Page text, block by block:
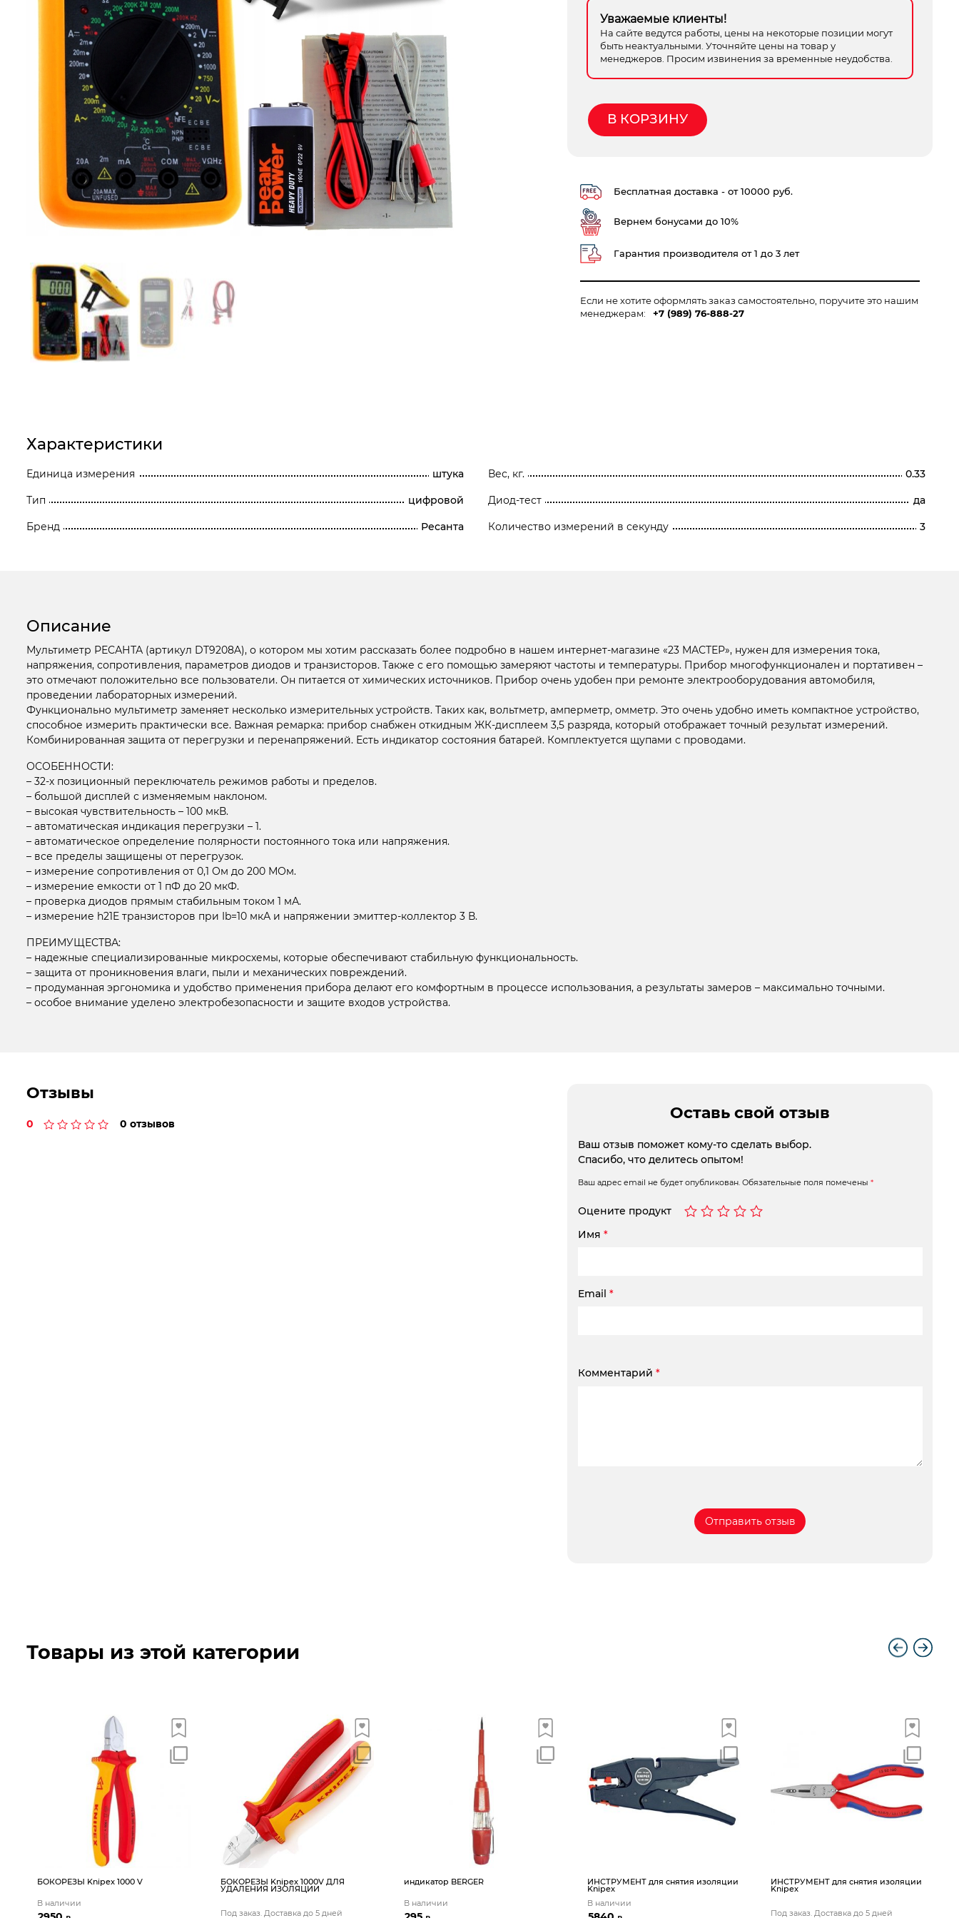
Компрессорное оборудование
Новогодние товары
Отопление и климат
Подарочные сертификаты
Расходные материалы и оснастка
Сад-огород
Садовая техника
Спецодежда
Станки
Строительное оборудование
Уважаемые клиенты!
На сайте ведутся работы, цены на некоторые позиции могут
быть неактуальными. Уточняйте цены на товар у
менеджеров. Просим извинения за временные неудобства.
В КОРЗИНУ
Бесплатная доставка - от 10000 руб.
Вернем бонусами до 10%
Гарантия производителя от 1 до 3 лет
Если не хотите оформлять заказ самостоятельно, поручите это нашим
менеджерам:
+7 (989) 76-888-27
Характеристики
Единица измерения штука
Тип цифровой
Бренд Ресанта
Вес, кг. 0.33
Диод-тест да
Количество измерений в секунду 3
Описание
Мультиметр РЕСАНТА (артикул DT9208A), о котором мы хотим рассказать более подробно в нашем интернет-магазине «23 МАСТЕР», нужен для измерения тока,
напряжения, сопротивления, параметров диодов и транзисторов. Также с его помощью замеряют частоты и температуры. Прибор многофункционален и портативен –
это отмечают положительно все пользователи. Он питается от химических источников. Прибор очень удобен при ремонте электрооборудования автомобиля,
проведении лабораторных измерений.
Функционально мультиметр заменяет несколько измерительных устройств. Таких как, вольтметр, амперметр, омметр. Это очень удобно иметь компактное устройство,
способное измерить практически все. Важная ремарка: прибор снабжен откидным ЖК-дисплеем 3,5 разряда, который отображает точный результат измерений.
Комбинированная защита от перегрузки и перенапряжений. Есть индикатор состояния батарей. Комплектуется щупами с проводами.
ОСОБЕННОСТИ:
– 32-х позиционный переключатель режимов работы и пределов.
– большой дисплей с изменяемым наклоном.
– высокая чувствительность – 100 мкВ.
– автоматическая индикация перегрузки – 1.
– автоматическое определение полярности постоянного тока или напряжения.
– все пределы защищены от перегрузок.
– измерение сопротивления от 0,1 Ом до 200 МОм.
– измерение емкости от 1 пФ до 20 мкФ.
– проверка диодов прямым стабильным током 1 мА.
– измерение h21E транзисторов при Ib=10 мкА и напряжении эмиттер-коллектор 3 В.
ПРЕИМУЩЕСТВА:
– надежные специализированные микросхемы, которые обеспечивают стабильную функциональность.
– защита от проникновения влаги, пыли и механических повреждений.
– продуманная эргономика и удобство применения прибора делают его комфортным в процессе использования, а результаты замеров – максимально точными.
– особое внимание уделено электробезопасности и защите входов устройства.
Отзывы
0 0 отзывов
Оставь свой отзыв
Ваш отзыв поможет кому-то сделать выбор.
Спасибо, что делитесь опытом!
Ваш адрес email не будет опубликован. Обязательные поля помечены *
Оцените продукт
Имя *
Email *
Комментарий *
Товары из этой категории
БОКОРЕЗЫ Knipex 1000 V
В наличии
БОКОРЕЗЫ Knipex 1000V ДЛЯ
УДАЛЕНИЯ ИЗОЛЯЦИИ
Под заказ. Доставка до 5 дней
индикатор BERGER
В наличии
ИНСТРУМЕНТ для снятия изоляции
Knipex
В наличии
ИНСТРУМЕНТ для снятия изоляции
Knipex
Под заказ. Доставка до 5 дней